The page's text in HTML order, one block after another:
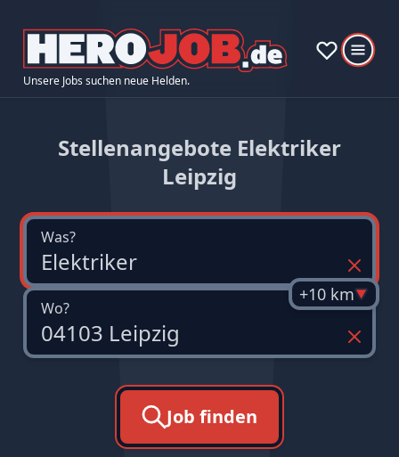
Unsere Jobs suchen neue Helden.
Stellenangebote Elektriker
Leipzig
Was?
Wo?
+10 km
Job finden